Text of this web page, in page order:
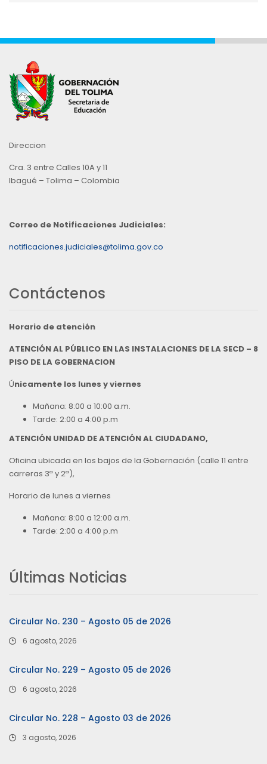
Direccion
Cra. 3 entre Calles 10A y 11
Ibagué – Tolima – Colombia
Correo de Notificaciones Judiciales:
notificaciones.judiciales@tolima.gov.co
Contáctenos
Horario de atención
ATENCIÓN AL PÚBLICO EN LAS INSTALACIONES DE LA SECD – 8
PISO DE LA GOBERNACION
Únicamente los lunes y viernes
Mañana: 8:00 a 10:00 a.m.
Tarde: 2:00 a 4:00 p.m
ATENCIÓN UNIDAD DE ATENCIÓN AL CIUDADANO,
Oficina ubicada en los bajos de la Gobernación (calle 11 entre
carreras 3ª y 2ª),
Horario de lunes a viernes
Mañana: 8:00 a 12:00 a.m.
Tarde: 2:00 a 4:00 p.m
Últimas Noticias
Circular No. 230 – Agosto 05 de 2026
6 agosto, 2026
Circular No. 229 – Agosto 05 de 2026
6 agosto, 2026
Circular No. 228 – Agosto 03 de 2026
3 agosto, 2026